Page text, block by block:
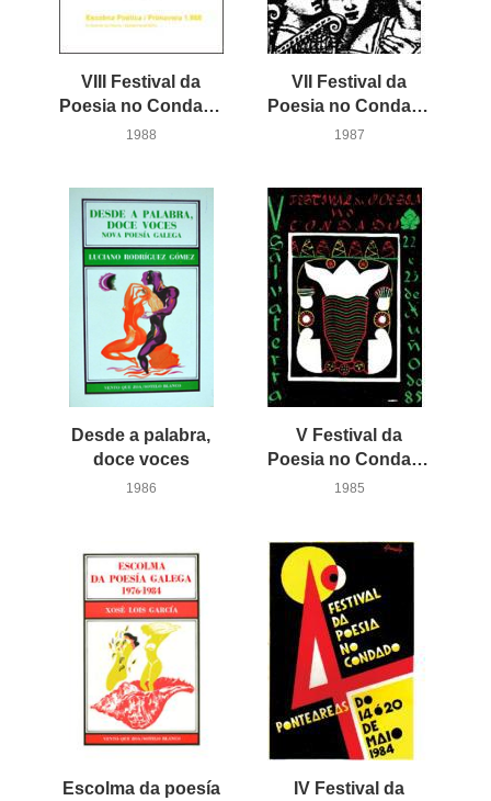
VIII Festival da
Poesia no Condado. Escolma Poética
1988
VII Festival da
Poesia no Condado
1987
Desde a palabra,
doce voces
1986
V Festival da
Poesia no Condado
1985
Escolma da poesía
IV Festival da